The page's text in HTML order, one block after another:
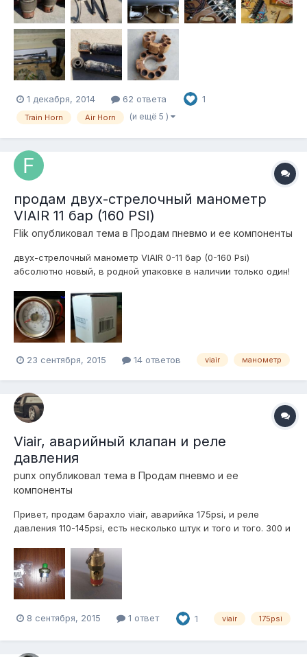
цифровые датчики дав...
1 декабря, 2014 62 ответа 1
Train Horn Air Horn (и ещё 5 )
продам двух-стрелочный манометр
VIAIR 11 бар (160 PSI)
Flik опубликовал тема в Продам пневмо и ее компоненты
двух-стрелочный манометр VIAIR 0-11 бар (0-160 Psi)
абсолютно новый, в родной упаковке в наличии только один!
отправлю транспортной Деловые Линии в любой город на
следующий день после оплаты! телефон для связи 922-15-14-
114 (What's App, Te...
23 сентября, 2015 14 ответов viair манометр
Viair, аварийный клапан и реле
давления
punx опубликовал тема в Продам пневмо и ее
компоненты
Привет, продам барахло viair, аварийка 175psi, и реле
давления 110-145psi, есть несколько штук и того и того. 300 и
Марк
8 сентября, 2015 1 ответ 1 viair 175psi